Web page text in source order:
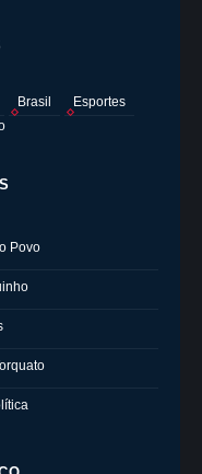
Brasil
Esportes
Povo